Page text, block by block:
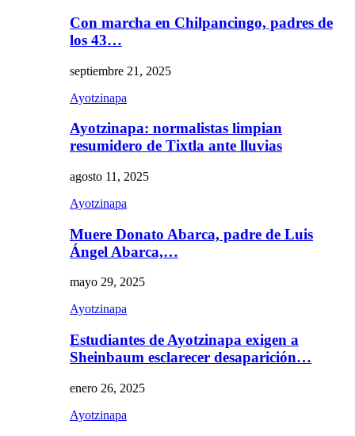
Con marcha en Chilpancingo, padres de
los 43…
septiembre 21, 2025
Ayotzinapa
Ayotzinapa: normalistas limpian
resumidero de Tixtla ante lluvias
agosto 11, 2025
Ayotzinapa
Muere Donato Abarca, padre de Luis
Ángel Abarca,…
mayo 29, 2025
Ayotzinapa
Estudiantes de Ayotzinapa exigen a
Sheinbaum esclarecer desaparición…
enero 26, 2025
Ayotzinapa